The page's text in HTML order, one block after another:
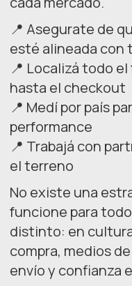
📍 Asegurate de
esté alineada con
📍 Localizá todo
hasta el checkout
📍 Medí por país
performance
📍 Trabajá con
el terreno
No existe una
funcione para
distinto: en
compra, medios
envío y confianza